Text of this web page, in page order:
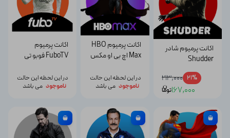
اکانت پرمیوم شادر
Shudder
21%
213,000
167,000توما
ن
اکانت پرمیوم HBO
Max اچ‌ بی ‌او مکس
در این لحظه این حالت
ناموجود می باشد
اکانت پرمیوم
FuboTV فوبو تی
در این لحظه این حالت
ناموجود می باشد